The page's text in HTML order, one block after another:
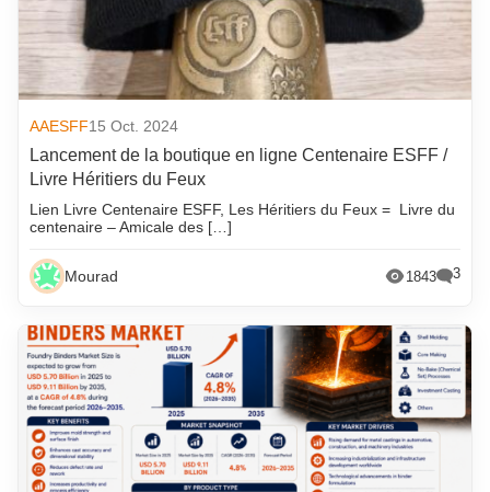
AAESFF15 Oct. 2024
Lancement de la boutique en ligne Centenaire ESFF /
Livre Héritiers du Feux
Lien Livre Centenaire ESFF, Les Héritiers du Feux = Livre du
centenaire – Amicale des […]
Mourad 1843 3